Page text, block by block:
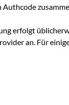
erfolgt
an. Für